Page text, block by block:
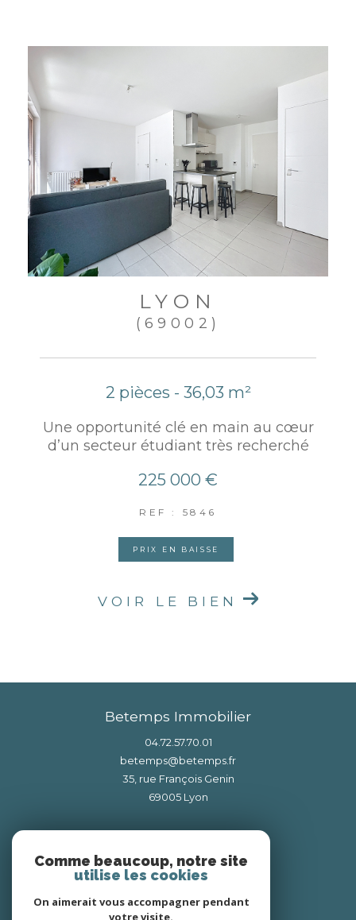
LYON
(69002)
2 pièces - 36,03 m²
Une opportunité clé en main au cœur
d’un secteur étudiant très recherché
225 000 €
REF : 5846
PRIX EN BAISSE
VOIR LE BIEN
Betemps Immobilier
04.72.57.70.01
betemps@betemps.fr
35, rue François Genin
69005
lyon
Nous suivre sur
Comme beaucoup, notre site
utilise les cookies
On aimerait vous accompagner pendant
votre visite.